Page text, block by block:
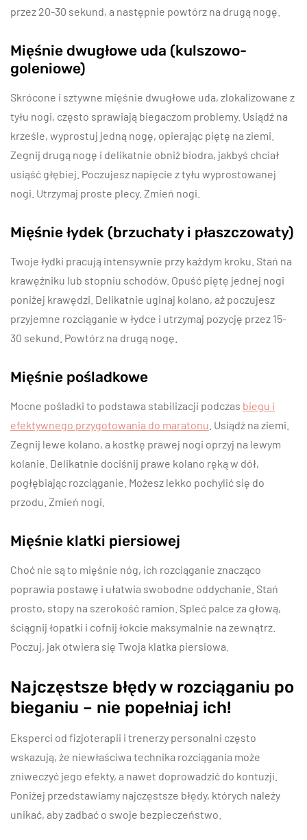
przez 20-30 sekund, a następnie powtórz na drugą nogę.
Mięśnie dwugłowe uda (kulszowo-
goleniowe)
Skrócone i sztywne mięśnie dwugłowe uda, zlokalizowane z
tyłu nogi, często sprawiają biegaczom problemy. Usiądź na
krześle, wyprostuj jedną nogę, opierając piętę na ziemi.
Zegnij drugą nogę i delikatnie obniż biodra, jakbyś chciał
usiąść głębiej. Poczujesz napięcie z tyłu wyprostowanej
nogi. Utrzymaj proste plecy. Zmień nogi.
Mięśnie łydek (brzuchaty i płaszczowaty)
Twoje łydki pracują intensywnie przy każdym kroku. Stań na
krawężniku lub stopniu schodów. Opuść piętę jednej nogi
poniżej krawędzi. Delikatnie uginaj kolano, aż poczujesz
przyjemne rozciąganie w łydce i utrzymaj pozycję przez 15-
30 sekund. Powtórz na drugą nogę.
Mięśnie pośladkowe
Mocne pośladki to podstawa stabilizacji podczas biegu i
efektywnego przygotowania do maratonu . Usiądź na ziemi.
Zegnij lewe kolano, a kostkę prawej nogi oprzyj na lewym
kolanie. Delikatnie dociśnij prawe kolano ręką w dół,
pogłębiając rozciąganie. Możesz lekko pochylić się do
przodu. Zmień nogi.
Mięśnie klatki piersiowej
Choć nie są to mięśnie nóg, ich rozciąganie znacząco
poprawia postawę i ułatwia swobodne oddychanie. Stań
prosto, stopy na szerokość ramion. Spleć palce za głową,
ściągnij łopatki i cofnij łokcie maksymalnie na zewnątrz.
Poczuj, jak otwiera się Twoja klatka piersiowa.
Najczęstsze błędy w rozciąganiu po
bieganiu – nie popełniaj ich!
Eksperci od fizjoterapii i trenerzy personalni często
wskazują, że niewłaściwa technika rozciągania może
zniweczyć jego efekty, a nawet doprowadzić do kontuzji.
Poniżej przedstawiamy najczęstsze błędy, których należy
unikać, aby zadbać o swoje bezpieczeństwo.